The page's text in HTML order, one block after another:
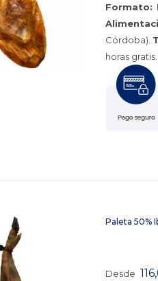
Formato:
Córdoba).
horas gratis.
Paleta 50%
Desde